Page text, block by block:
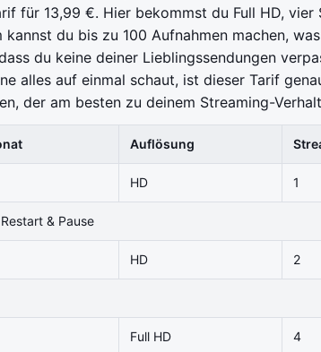
für 13,99 €. Hier bekommst du Full HD,
du bis zu 100 Aufnahmen machen,
du keine deiner Lieblingssendungen
alles auf einmal schaut, ist dieser Tarif
der am besten zu deinem Streaming-
Auflösung
HD 1
& Pause
HD 2
Full HD 4